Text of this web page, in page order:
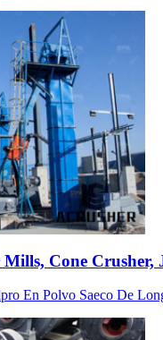
Cone Crusher,
En Polvo Saeco De